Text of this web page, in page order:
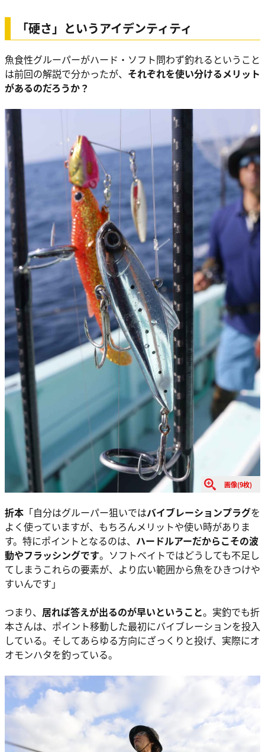
「硬さ」というアイデンティティ
魚食性グルーパーがハード・ソフト問わず釣れるということ
は前回の解説で分かったが、 それぞれを使い分けるメリット
があるのだろうか？
画像(9枚)
折本 「自分はグルーパー狙いではバイブレーションプラグを
よく使っていますが、もちろんメリットや使い時がありま
す。特にポイントとなるのは、 ハードルアーだからこその波
動やフラッシングです。ソフトベイトではどうしても不足し
てしまうこれらの要素が、より広い範囲から魚をひきつけや
すいんです」
つまり、 居れば答えが出るのが早いということ。実釣でも折
本さんは、ポイント移動した最初にバイブレーションを投入
している。そしてあらゆる方向にざっくりと投げ、実際にオ
オモンハタを釣っている。